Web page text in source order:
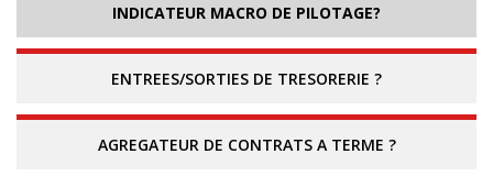
INDICATEUR MACRO DE PILOTAGE?
ENTREES/SORTIES DE TRESORERIE ?
AGREGATEUR DE CONTRATS A TERME ?